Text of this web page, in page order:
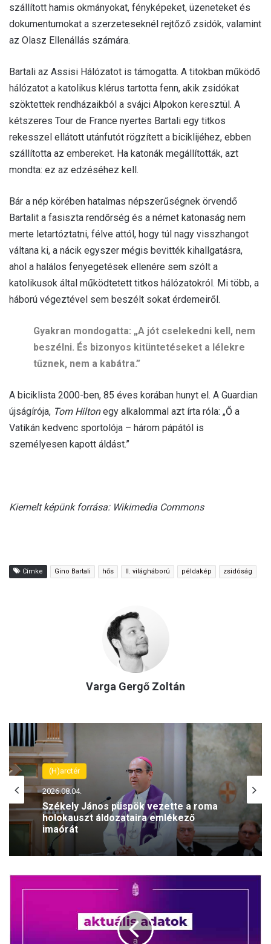
szállított hamis okmányokat, fényképeket, üzeneteket és
dokumentumokat a szerzeteseknél rejtőző zsidók, valamint
az Olasz Ellenállás számára.
Bartali az Assisi Hálózatot is támogatta. A titokban működő
hálózatot a katolikus klérus tartotta fenn, akik zsidókat
szöktettek rendházaikból a svájci Alpokon keresztül. A
kétszeres Tour de France nyertes Bartali egy titkos
rekesszel ellátott utánfutót rögzített a biciklijéhez, ebben
szállította az embereket. Ha katonák megállították, azt
mondta: ez az edzéséhez kell.
Bár a nép körében hatalmas népszerűségnek örvendő
Bartalit a fasiszta rendőrség és a német katonaság nem
merte letartóztatni, félve attól, hogy túl nagy visszhangot
váltana ki, a nácik egyszer mégis bevitték kihallgatásra,
ahol a halálos fenyegetések ellenére sem szólt a
katolikusok által működtetett titkos hálózatokról. Mi több, a
háború végeztével sem beszélt sokat érdemeiről.
Gyakran mondogatta: „A jót cselekedni kell, nem
beszélni. És bizonyos kitüntetéseket a lélekre
tűznek, nem a kabátra.”
A biciklista 2000-ben, 85 éves korában hunyt el. A Guardian
újságírója, Tom Hiltonegy alkalommal azt írta róla: „Ő a
Vatikán kedvenc sportolója – három pápától is
személyesen kapott áldást.”
Kiemelt képünk forrása: Wikimedia Commons
Címke Gino Bartali hős II. világháború példakép zsidóság
Varga Gergő Zoltán
(H)arctér
2026.08.04.
Székely János püspök vezette a roma
holokauszt áldozataira emlékező
Spiritusz
2026.08.01.
Ferenc, Ferenc, ki vagy Te? – Mit jelent
a ferences lelkiség? (VIDEÓ)
n